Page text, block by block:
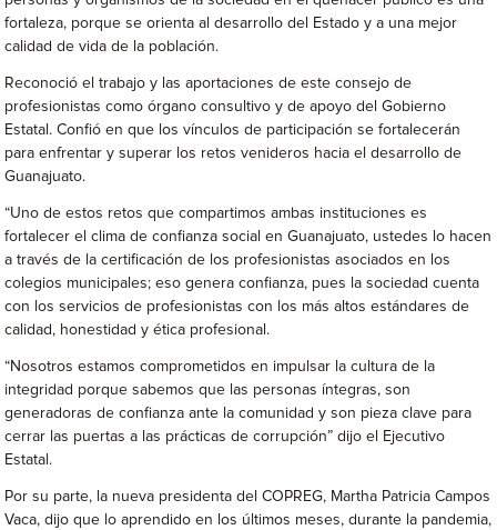
fortaleza, porque se orienta al desarrollo del Estado y a una mejor
calidad de vida de la población.
Reconoció el trabajo y las aportaciones de este consejo de
profesionistas como órgano consultivo y de apoyo del Gobierno
Estatal. Confió en que los vínculos de participación se fortalecerán
para enfrentar y superar los retos venideros hacia el desarrollo de
Guanajuato.
“Uno de estos retos que compartimos ambas instituciones es
fortalecer el clima de confianza social en Guanajuato, ustedes lo hacen
a través de la certificación de los profesionistas asociados en los
colegios municipales; eso genera confianza, pues la sociedad cuenta
con los servicios de profesionistas con los más altos estándares de
calidad, honestidad y ética profesional.
“Nosotros estamos comprometidos en impulsar la cultura de la
integridad porque sabemos que las personas íntegras, son
generadoras de confianza ante la comunidad y son pieza clave para
cerrar las puertas a las prácticas de corrupción” dijo el Ejecutivo
Estatal.
Por su parte, la nueva presidenta del COPREG, Martha Patricia Campos
Vaca, dijo que lo aprendido en los últimos meses, durante la pandemia,